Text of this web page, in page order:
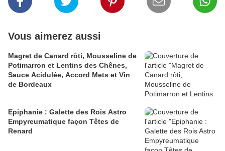
Vous aimerez aussi
Magret de Canard rôti, Mousseline de
Potimarron et Lentins des Chênes,
Sauce Acidulée, Accord Mets et Vin
de Bordeaux
Epiphanie : Galette des Rois Astro
Empyreumatique façon Têtes de
Renard